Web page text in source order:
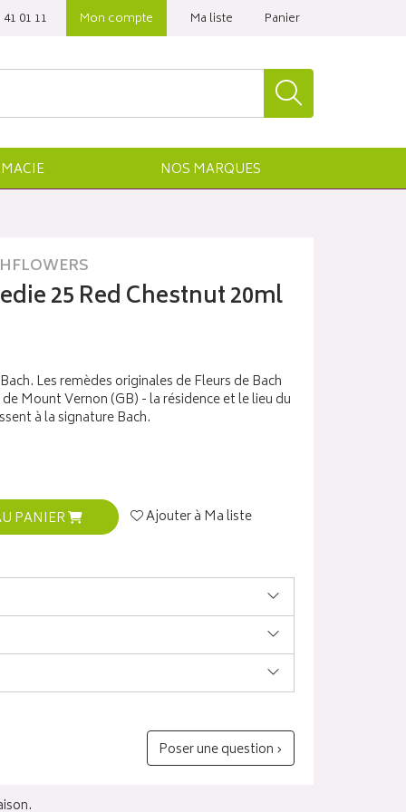
01 11‬ Mon compte Ma liste Panier
NOS MARQUES
25 Red Chestnut 20ml
Les remèdes originales de Fleurs de Bach
Mount Vernon (GB) - la résidence et le lieu du
à la signature Bach.
PANIER Ajouter à Ma liste
Poser une question ›